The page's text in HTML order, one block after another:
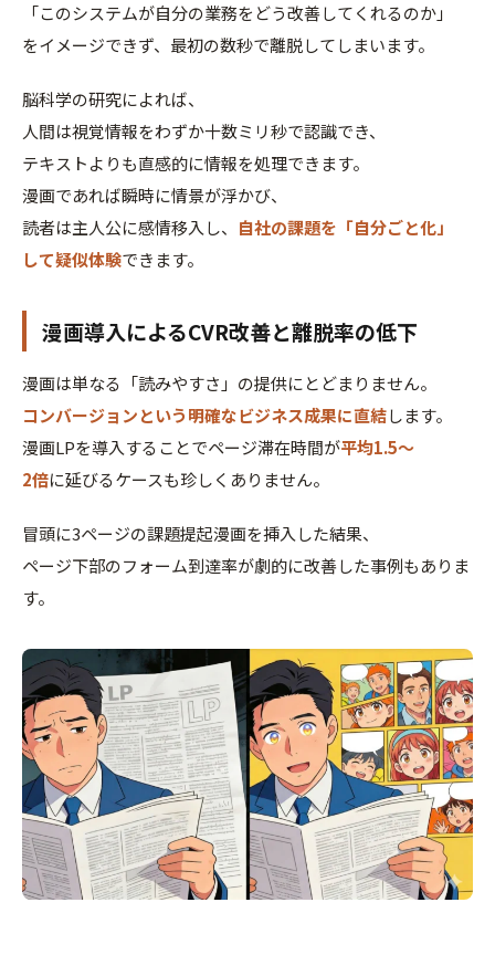
「このシステムが自分の業務をどう改善してくれるのか」
をイメージできず、最初の数秒で離脱してしまいます。
脳科学の研究によれば、
人間は視覚情報をわずか十数ミリ秒で認識でき、
テキストよりも直感的に情報を処理できます。
漫画であれば瞬時に情景が浮かび、
読者は主人公に感情移入し、 自社の課題を「自分ごと化」
して疑似体験できます。
漫画導入によるCVR改善と離脱率の低下
漫画は単なる「読みやすさ」の提供にとどまりません。
コンバージョンという明確なビジネス成果に直結します。
漫画LPを導入することでページ滞在時間が平均1.5〜
2倍に延びるケースも珍しくありません。
冒頭に3ページの課題提起漫画を挿入した結果、
ページ下部のフォーム到達率が劇的に改善した事例もありま
す。